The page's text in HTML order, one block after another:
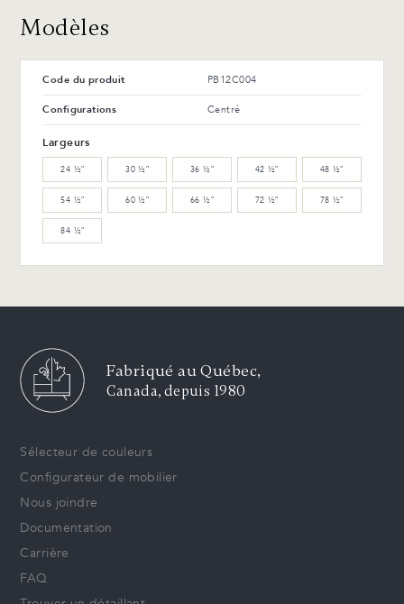
Modèles
Code du produit PB12C004
Configurations Centré
Largeurs
24 ½″ 30 ½″ 36 ½″ 42 ½″ 48 ½″
54 ½″ 60 ½″ 66 ½″ 72 ½″ 78 ½″
84 ½″
Fabriqué au Québec,
Canada, depuis 1980
Sélecteur de couleurs
Configurateur de mobilier
Nous joindre
Documentation
Carrière
FAQ